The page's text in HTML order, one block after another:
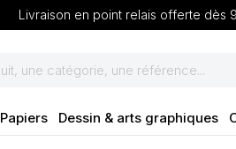
Livraison en point relais offerte dès
Papiers Dessin & arts graphiques